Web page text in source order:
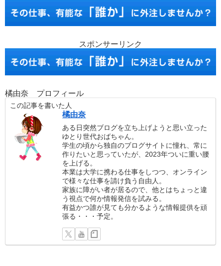
スポンサーリンク
橘由奈 プロフィール
この記事を書いた人
橘由奈
ある日突然ブログを立ち上げようと思い立った
ゆとり世代おばちゃん。
学生の頃から独自のブログサイトに憧れ、常に
作りたいと思っていたが、2023年ついに重い腰
を上げる。
本業は大学に携わる仕事をしつつ、オンライン
で様々な仕事を請け負う自由人。
家族に障がい者が居るので、他とはちょっと違
う視点で何か情報発信を試みる。
有益かつ誰が見ても分かるような情報提供を頑
張る・・・予定。